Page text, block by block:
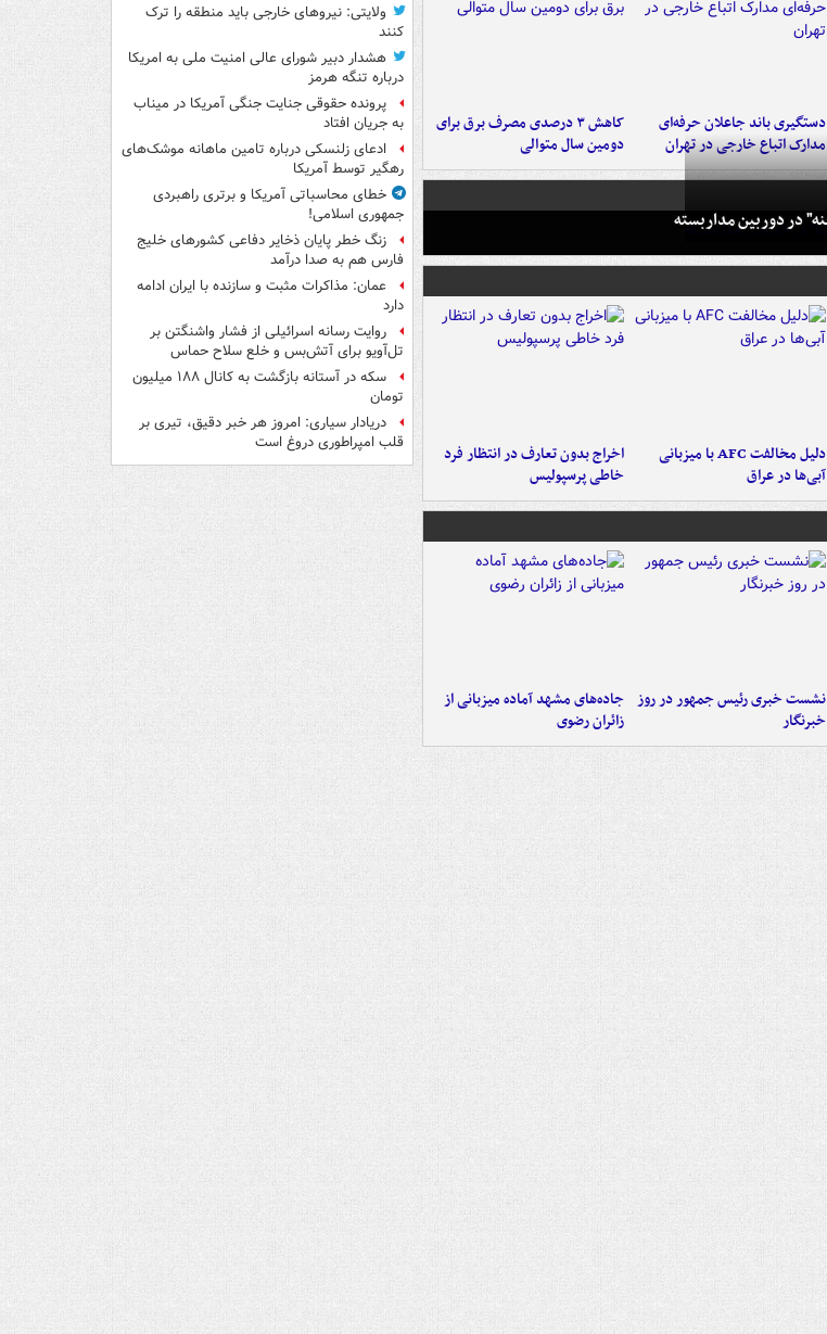
دستگیری باند جاعلان حرفه‌ای
مدارک اتباع خارجی در تهران
کاهش ۳ درصدی مصرف برق برای
دومین سال متوالی
دلیل مخالفت AFC با میزبانی
آبی‌ها در عراق
اخراج بدون تعارف در انتظار فرد
خاطی پرسپولیس
نشست خبری رئیس جمهور در روز
خبرنگار
جاده‌های مشهد آماده میزبانی از
زائران رضوی
ولایتی: نیروهای خارجی باید منطقه را ترک
کنند
هشدار دبیر شورای عالی امنیت ملی به امریکا
درباره تنگه هرمز
پرونده حقوقی جنایت جنگی آمریکا در میناب
به جریان افتاد
ادعای زلنسکی درباره تامین ماهانه موشک‌های
رهگیر توسط آمریکا
خطای محاسباتی آمریکا و برتری راهبردی
جمهوری اسلامی!
زنگ خطر پایان ذخایر دفاعی کشورهای خلیج
فارس هم به صدا درآمد
عمان: مذاکرات مثبت و سازنده با ایران ادامه
دارد
روایت رسانه اسرائیلی از فشار واشنگتن بر
تل‌آویو برای آتش‌بس و خلع سلاح حماس
سکه در آستانه بازگشت به کانال ۱۸۸ میلیون
تومان
دریادار سیاری: امروز هر خبر دقیق، تیری بر
قلب امپراطوری دروغ است